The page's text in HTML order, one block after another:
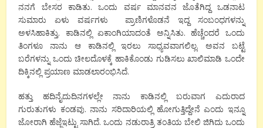
ನನಗೆ ಬೇಸರ ಕಾಡಿತು. ಒಂದು ವರ್ಷ ಮಾನವನ ಜೊತೆಗಿದ್ದ ಒಡನಾಟ
ಸುಮಾರು ಏಳು ವರ್ಷಗಳು ಪ್ರಾಣಿಗಳೊಡನೆ ಇದ್ದ ಸಂಬಂಧಗಳನ್ನು
ಅಳಸಿಹಾಕಿತ್ತು. ಕಾಡಿನಲ್ಲಿ ಏಕಾಂಗಿಯಾದಂತೆ ಅನ್ನಿಸಿತು. ಹೆಚ್ಚೆಂದರೆ ಒಂದು
ತಿಂಗಳೂ ನಾನು ಆ ಕಾಡಿನಲ್ಲಿ ಇರಲು ಸಾಧ್ಯವವಾಗಲಿಲ್ಲ. ಅವನ ಬಟ್ಟೆ
ಬರೆಗಳನ್ನು ಒಂದು ಚೀಲದೊಳಕ್ಕೆ ಹಾಕಿಕೊಂಡು ಗುಡಿಸಲು ಖಾಲಿಮಾಡಿ ಒಂದೇ
ದಿಕ್ಕಿನಲ್ಲಿ ಪ್ರಯಾಣ ಮಾಡಲಾರಂಭಿಸಿದೆ.
ಹತ್ತು ಹದಿನೈದುದಿನಗಳಲ್ಲೇ ನಾನು ಕಾಡಿನಲ್ಲಿ ಬರುವಾಗ ಎದುರಾದ
ಗುರುತುಗಳು ಕಂಡವು. ನಾನು ಸರಿದಾರಿಯಲ್ಲಿ ಹೋಗುತ್ತಿದ್ದೇನೆ ಎಂದು ಇನ್ನೂ
ಜೋರಾಗಿ ಹೆಜ್ಜೆಇಟ್ಟು ಸಾಗಿದೆ. ಒಂದು ನಡುರಾತ್ರಿ ತಂತಿಯ ಬೇಲಿ ಜಿಗಿದು ಒಂದು